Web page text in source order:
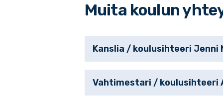
Muita koulun
Kanslia / koulusihteeri Jenni
Vahtimestari / koulusihteeri